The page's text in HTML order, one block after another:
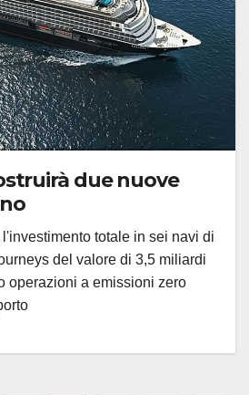
due nuove
totale in sei navi di
del valore di 3,5 miliardi
operazioni a emissioni zero